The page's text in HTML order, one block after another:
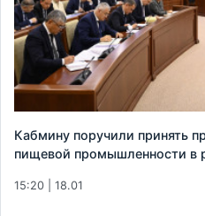
Кабмину поручили принять
пищевой промышленности в
15:20 | 18.01